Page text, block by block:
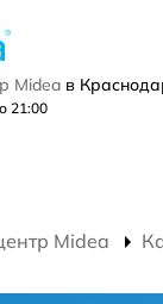
Midea в
21:00
Midea